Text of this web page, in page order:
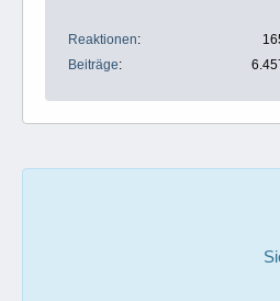
Reaktionen
Beiträge